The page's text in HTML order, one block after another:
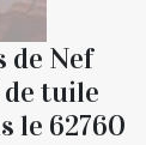
de Nef
tuile
le 62760